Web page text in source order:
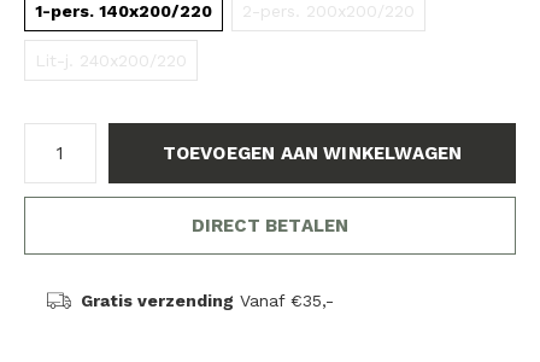
1-pers. 140x200/220 2-pers. 200x200/220
Lit-j. 240x200/220
TOEVOEGEN AAN WINKELWAGEN
DIRECT BETALEN
Gratis verzending Vanaf €35,-